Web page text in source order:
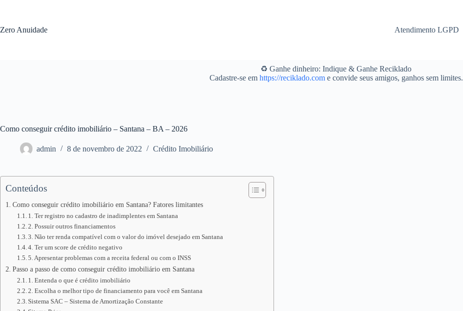
conteúdo
Zero Anuidade Atendimento LGPD
♻️ Ganhe dinheiro: Indique & Ganhe Reciklado
Cadastre-se em https://reciklado.come convide seus amigos, ganhos sem limites.
Como conseguir crédito imobiliário – Santana – BA – 2026
admin 8 de novembro de 2022 Crédito Imobiliário
Conteúdos
Como conseguir crédito imobiliário em Santana? Fatores limitantes
1. Ter registro no cadastro de inadimplentes em Santana
2. Possuir outros financiamentos
3. Não ter renda compatível com o valor do imóvel desejado em Santana
4. Ter um score de crédito negativo
5. Apresentar problemas com a receita federal ou com o INSS
Passo a passo de como conseguir crédito imobiliário em Santana
1. Entenda o que é crédito imobiliário
2. Escolha o melhor tipo de financiamento para você em Santana
Sistema SAC – Sistema de Amortização Constante